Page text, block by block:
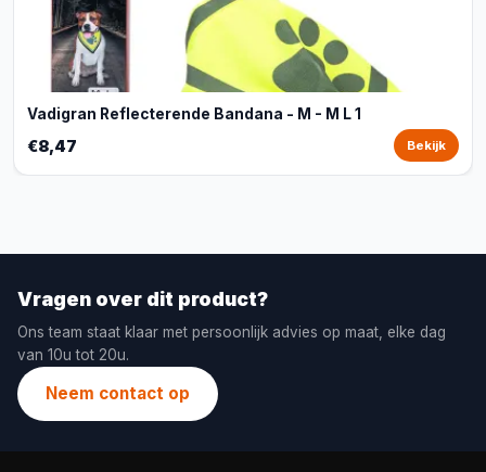
Vadigran Reflecterende Bandana - M - M L 1
€8,47 Bekijk
Vragen over dit product?
Ons team staat klaar met persoonlijk advies op maat, elke dag
van 10u tot 20u.
Neem contact op